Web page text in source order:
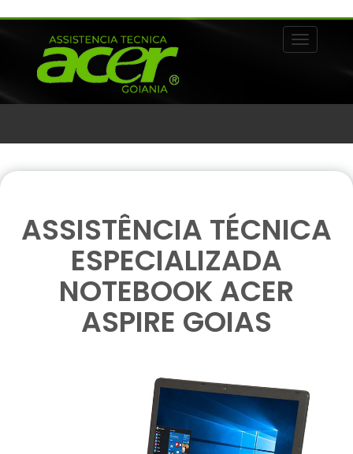
Alternar
ASSISTÊNCIA TÉCNICA
ESPECIALIZADA
NOTEBOOK ACER
ASPIRE GOIAS